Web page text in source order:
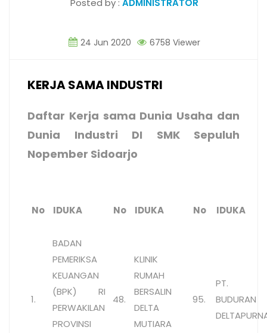
Posted by : ADMINISTRATOR
24 Jun 2020 6758 Viewer
KERJA SAMA INDUSTRI
Daftar Kerja sama Dunia Usaha dan
Dunia Industri DI SMK Sepuluh
Nopember Sidoarjo
No IDUKA No IDUKA No IDUKA
1.
BADAN
PEMERIKSA
KEUANGAN
(BPK) RI
PERWAKILAN
PROVINSI
48.
KLINIK
RUMAH
BERSALIN
DELTA
MUTIARA
95.
PT.
BUDURAN